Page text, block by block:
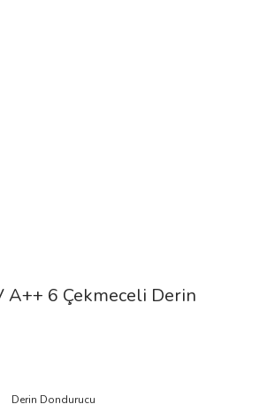
A++ 6 Çekmeceli Derin
Derin Dondurucu